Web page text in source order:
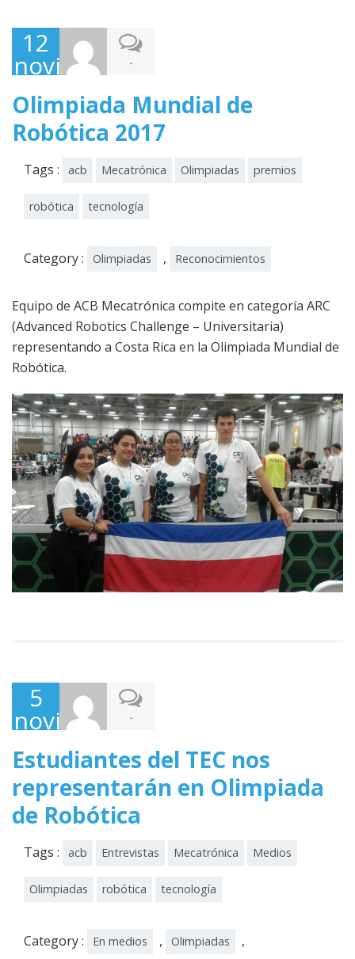
12
noviembre,
2017
-
Olimpiada Mundial de
Robótica 2017
Tags : acb Mecatrónica Olimpiadas premios
robótica tecnología
Category : Olimpiadas , Reconocimientos
Equipo de ACB Mecatrónica compite en categoría ARC
(Advanced Robotics Challenge – Universitaria)
representando a Costa Rica en la Olimpiada Mundial de
Robótica.
5
noviembre,
2017
-
Estudiantes del TEC nos
representarán en Olimpiada
de Robótica
Tags : acb Entrevistas Mecatrónica Medios
Olimpiadas robótica tecnología
Category : En medios , Olimpiadas ,